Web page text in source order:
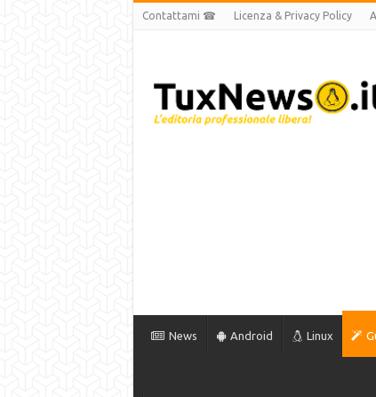
Contattami ☎ Licenza & Privacy Policy
News Android Linux